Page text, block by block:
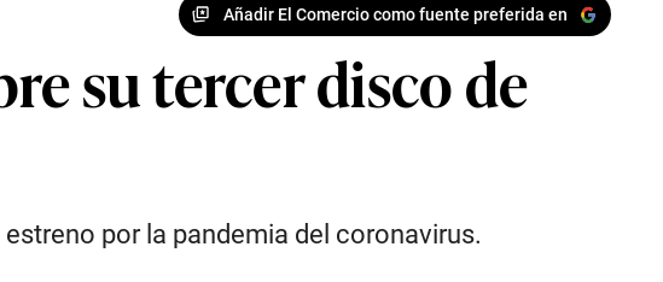
Añadir El Comercio como fuente preferida en
su tercer disco de
por la pandemia del coronavirus.